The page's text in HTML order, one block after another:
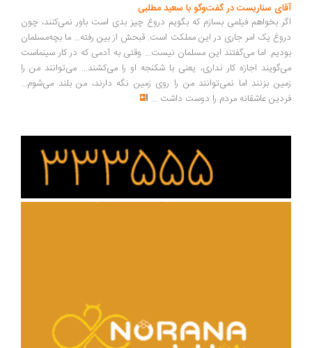
سناریست در گفت‌وگو با سعید مطلبی
بخواهم فیلمی بسازم که بگویم دروغ چیز بدی است باور نمی‌کنند، چون
یک امر جاری در این مملکت است. قبحش از بین رفته... ما بچه‌مسلمان
اما می‌گفتند این مسلمان نیست... وقتی به آدمی که در کار سینماست
اجازه کار نداری، یعنی با شکنجه او را می‌کشند... می‌توانند من را
بزنند اما نمی‌توانند من را روی زمین نگه دارند، من بلند می‌شوم...
عاشقانه مردم را دوست داشت ...